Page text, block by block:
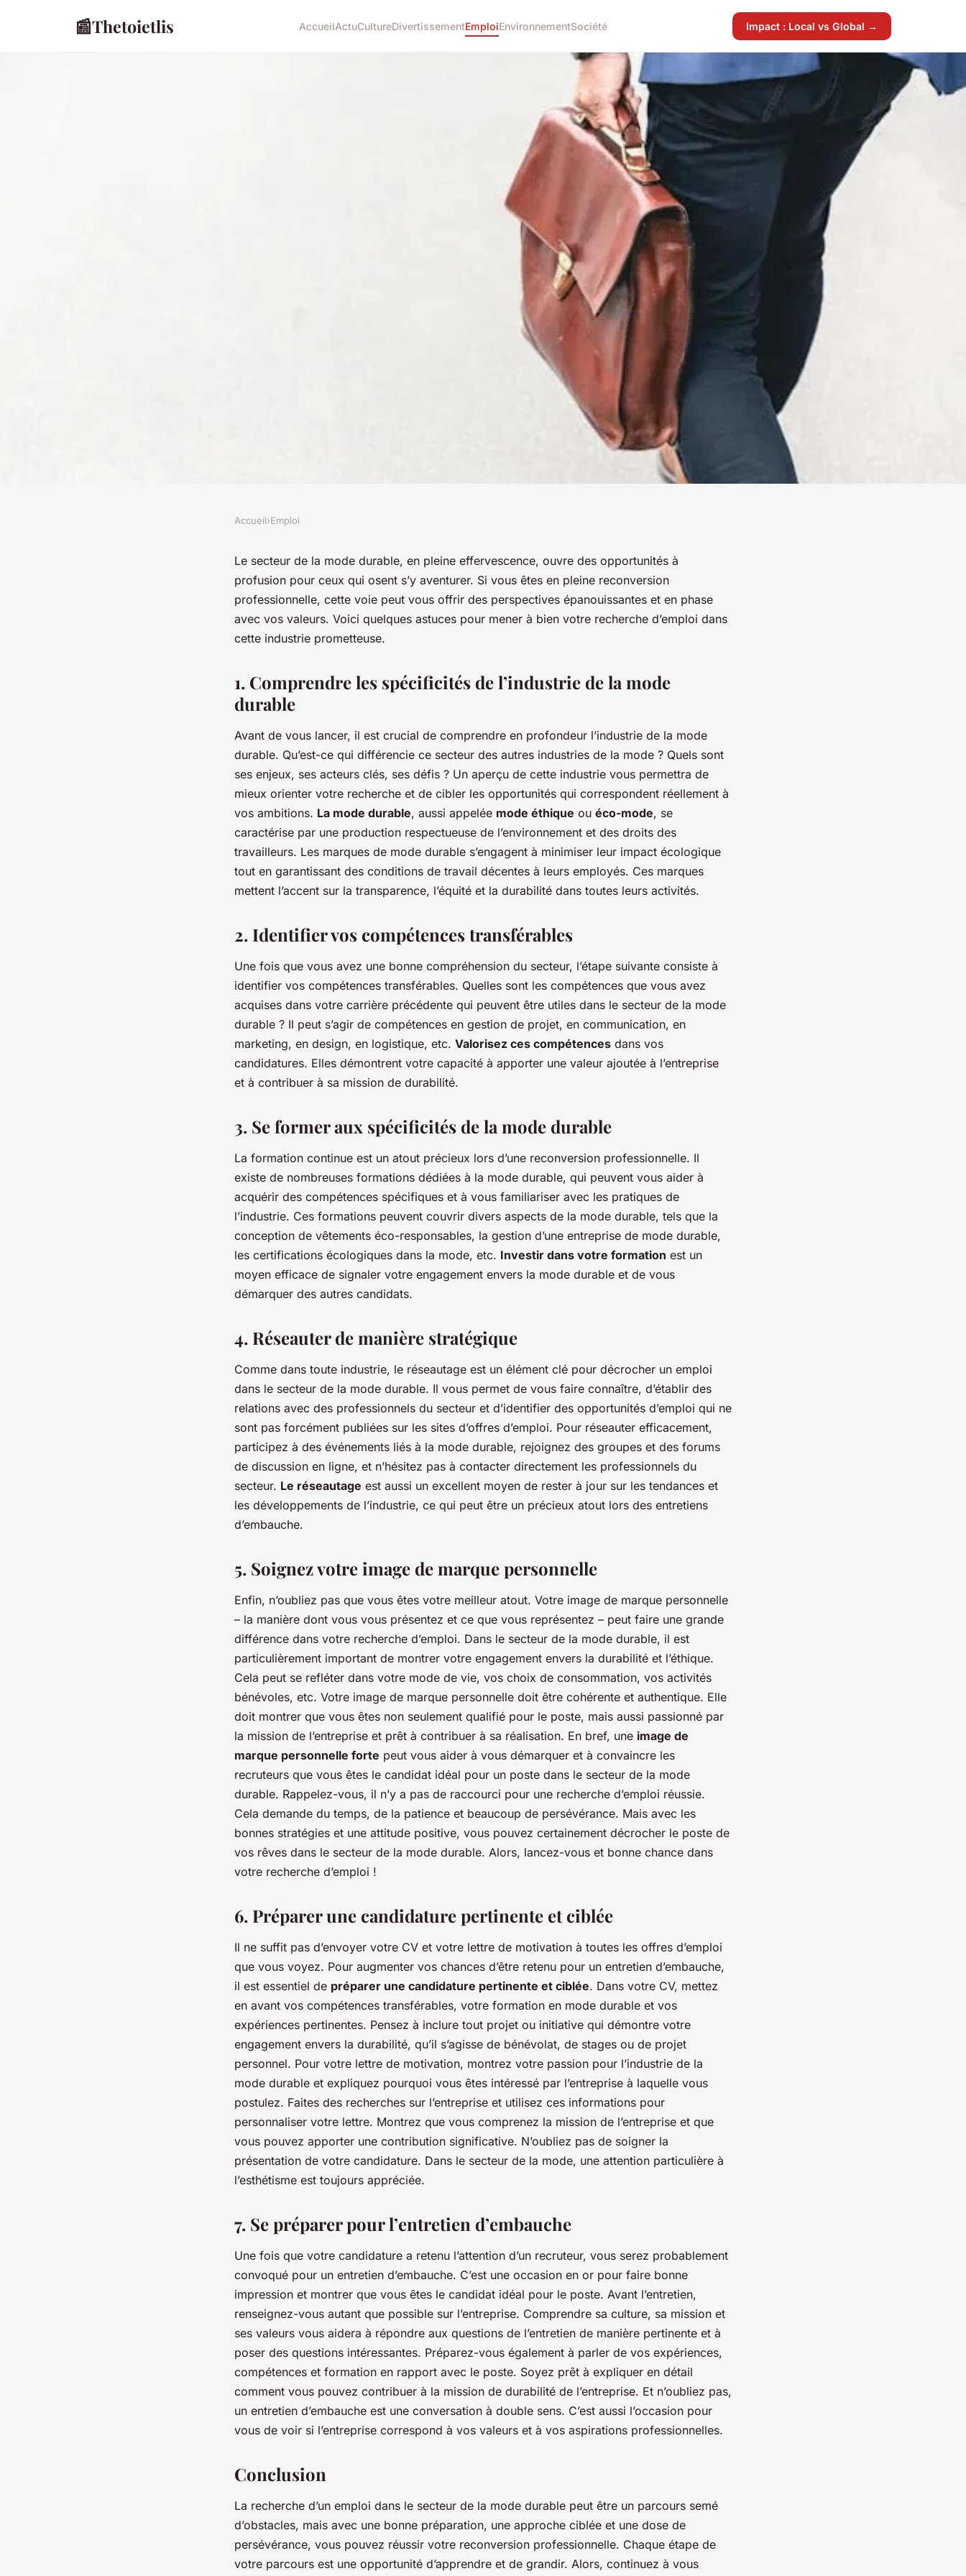
📰Thetoietlis AccueilActuCultureDivertissementEmploiEnvironnementSociété Impact : Local vs Global →
Quelles astuces pour une recherche
d'emploi réussie dans le secteur de la
mode durable pour les professionnels
en reconversion ?
Accueil›Emploi
Le secteur de la mode durable, en pleine effervescence, ouvre des opportunités à
profusion pour ceux qui osent s’y aventurer. Si vous êtes en pleine reconversion
professionnelle, cette voie peut vous offrir des perspectives épanouissantes et en phase
avec vos valeurs. Voici quelques astuces pour mener à bien votre recherche d’emploi dans
cette industrie prometteuse.
1. Comprendre les spécificités de l’industrie de la mode
durable
Avant de vous lancer, il est crucial de comprendre en profondeur l’industrie de la mode
durable. Qu’est-ce qui différencie ce secteur des autres industries de la mode ? Quels sont
ses enjeux, ses acteurs clés, ses défis ? Un aperçu de cette industrie vous permettra de
mieux orienter votre recherche et de cibler les opportunités qui correspondent réellement à
vos ambitions. La mode durable, aussi appelée mode éthique ou éco-mode, se
caractérise par une production respectueuse de l’environnement et des droits des
travailleurs. Les marques de mode durable s’engagent à minimiser leur impact écologique
tout en garantissant des conditions de travail décentes à leurs employés. Ces marques
mettent l’accent sur la transparence, l’équité et la durabilité dans toutes leurs activités.
2. Identifier vos compétences transférables
Une fois que vous avez une bonne compréhension du secteur, l’étape suivante consiste à
identifier vos compétences transférables. Quelles sont les compétences que vous avez
acquises dans votre carrière précédente qui peuvent être utiles dans le secteur de la mode
durable ? Il peut s’agir de compétences en gestion de projet, en communication, en
marketing, en design, en logistique, etc. Valorisez ces compétences dans vos
candidatures. Elles démontrent votre capacité à apporter une valeur ajoutée à l’entreprise
et à contribuer à sa mission de durabilité.
3. Se former aux spécificités de la mode durable
La formation continue est un atout précieux lors d’une reconversion professionnelle. Il
existe de nombreuses formations dédiées à la mode durable, qui peuvent vous aider à
acquérir des compétences spécifiques et à vous familiariser avec les pratiques de
l’industrie. Ces formations peuvent couvrir divers aspects de la mode durable, tels que la
conception de vêtements éco-responsables, la gestion d’une entreprise de mode durable,
les certifications écologiques dans la mode, etc. Investir dans votre formation est un
moyen efficace de signaler votre engagement envers la mode durable et de vous
démarquer des autres candidats.
4. Réseauter de manière stratégique
Comme dans toute industrie, le réseautage est un élément clé pour décrocher un emploi
dans le secteur de la mode durable. Il vous permet de vous faire connaître, d’établir des
relations avec des professionnels du secteur et d’identifier des opportunités d’emploi qui ne
sont pas forcément publiées sur les sites d’offres d’emploi. Pour réseauter efficacement,
participez à des événements liés à la mode durable, rejoignez des groupes et des forums
de discussion en ligne, et n’hésitez pas à contacter directement les professionnels du
secteur. Le réseautage est aussi un excellent moyen de rester à jour sur les tendances et
les développements de l’industrie, ce qui peut être un précieux atout lors des entretiens
d’embauche.
5. Soignez votre image de marque personnelle
Enfin, n’oubliez pas que vous êtes votre meilleur atout. Votre image de marque personnelle
– la manière dont vous vous présentez et ce que vous représentez – peut faire une grande
différence dans votre recherche d’emploi. Dans le secteur de la mode durable, il est
particulièrement important de montrer votre engagement envers la durabilité et l’éthique.
Cela peut se refléter dans votre mode de vie, vos choix de consommation, vos activités
bénévoles, etc. Votre image de marque personnelle doit être cohérente et authentique. Elle
doit montrer que vous êtes non seulement qualifié pour le poste, mais aussi passionné par
la mission de l’entreprise et prêt à contribuer à sa réalisation. En bref, une image de
marque personnelle forte peut vous aider à vous démarquer et à convaincre les
recruteurs que vous êtes le candidat idéal pour un poste dans le secteur de la mode
durable. Rappelez-vous, il n’y a pas de raccourci pour une recherche d’emploi réussie.
Cela demande du temps, de la patience et beaucoup de persévérance. Mais avec les
bonnes stratégies et une attitude positive, vous pouvez certainement décrocher le poste de
vos rêves dans le secteur de la mode durable. Alors, lancez-vous et bonne chance dans
votre recherche d’emploi !
6. Préparer une candidature pertinente et ciblée
Il ne suffit pas d’envoyer votre CV et votre lettre de motivation à toutes les offres d’emploi
que vous voyez. Pour augmenter vos chances d’être retenu pour un entretien d’embauche,
il est essentiel de préparer une candidature pertinente et ciblée. Dans votre CV, mettez
en avant vos compétences transférables, votre formation en mode durable et vos
expériences pertinentes. Pensez à inclure tout projet ou initiative qui démontre votre
engagement envers la durabilité, qu’il s’agisse de bénévolat, de stages ou de projet
personnel. Pour votre lettre de motivation, montrez votre passion pour l’industrie de la
mode durable et expliquez pourquoi vous êtes intéressé par l’entreprise à laquelle vous
postulez. Faites des recherches sur l’entreprise et utilisez ces informations pour
personnaliser votre lettre. Montrez que vous comprenez la mission de l’entreprise et que
vous pouvez apporter une contribution significative. N’oubliez pas de soigner la
présentation de votre candidature. Dans le secteur de la mode, une attention particulière à
l’esthétisme est toujours appréciée.
7. Se préparer pour l’entretien d’embauche
Une fois que votre candidature a retenu l’attention d’un recruteur, vous serez probablement
convoqué pour un entretien d’embauche. C’est une occasion en or pour faire bonne
impression et montrer que vous êtes le candidat idéal pour le poste. Avant l’entretien,
renseignez-vous autant que possible sur l’entreprise. Comprendre sa culture, sa mission et
ses valeurs vous aidera à répondre aux questions de l’entretien de manière pertinente et à
poser des questions intéressantes. Préparez-vous également à parler de vos expériences,
compétences et formation en rapport avec le poste. Soyez prêt à expliquer en détail
comment vous pouvez contribuer à la mission de durabilité de l’entreprise. Et n’oubliez pas,
un entretien d’embauche est une conversation à double sens. C’est aussi l’occasion pour
vous de voir si l’entreprise correspond à vos valeurs et à vos aspirations professionnelles.
Conclusion
La recherche d’un emploi dans le secteur de la mode durable peut être un parcours semé
d’obstacles, mais avec une bonne préparation, une approche ciblée et une dose de
persévérance, vous pouvez réussir votre reconversion professionnelle. Chaque étape de
votre parcours est une opportunité d’apprendre et de grandir. Alors, continuez à vous